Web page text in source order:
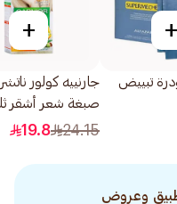
+
تبييض
+
جارنييه كولور
صبغة شعر أشقر
رقم 10 1قطعة
24.15
19.8
وعروض